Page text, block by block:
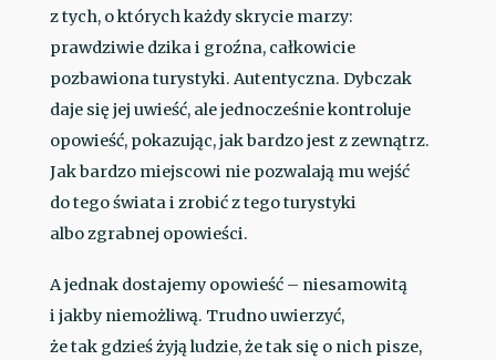
z tych, o których każdy skrycie marzy:
prawdziwie dzika i groźna, całkowicie
pozbawiona turystyki. Autentyczna. Dybczak
daje się jej uwieść, ale jednocześnie kontroluje
opowieść, pokazując, jak bardzo jest z zewnątrz.
Jak bardzo miejscowi nie pozwalają mu wejść
do tego świata i zrobić z tego turystyki
albo zgrabnej opowieści.
A jednak dostajemy opowieść – niesamowitą
i jakby niemożliwą. Trudno uwierzyć,
że tak gdzieś żyją ludzie, że tak się o nich pisze,